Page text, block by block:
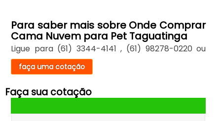
Para saber mais sobre Onde Comprar
Cama Nuvem para Pet Taguatinga
Ligue para (61) 3344-4141 , (61) 98278-0220 ou
faça uma cotação
Faça sua cotação